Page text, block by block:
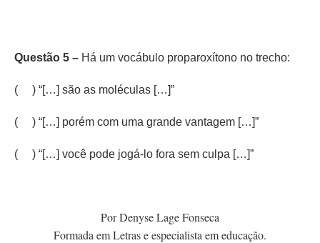
Questão 5 – Há um vocábulo proparoxítono no trecho:
( ) “[…] são as moléculas […]”
( ) “[…] porém com uma grande vantagem […]”
( ) “[…] você pode jogá-lo fora sem culpa […]”
Por Denyse Lage Fonseca
Formada em Letras e especialista em educação.